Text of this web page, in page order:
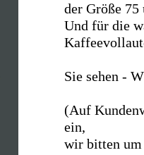
der Größe
Und für die
Sie sehen -
(Auf
ein,
wir bitten